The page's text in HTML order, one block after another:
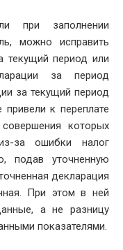
при заполнении
можно исправить
текущий период или
за период
за текущий период
к переплате
которых
за ошибки налог
подав уточненную
декларация
При этом в ней
а не разницу
показателями.